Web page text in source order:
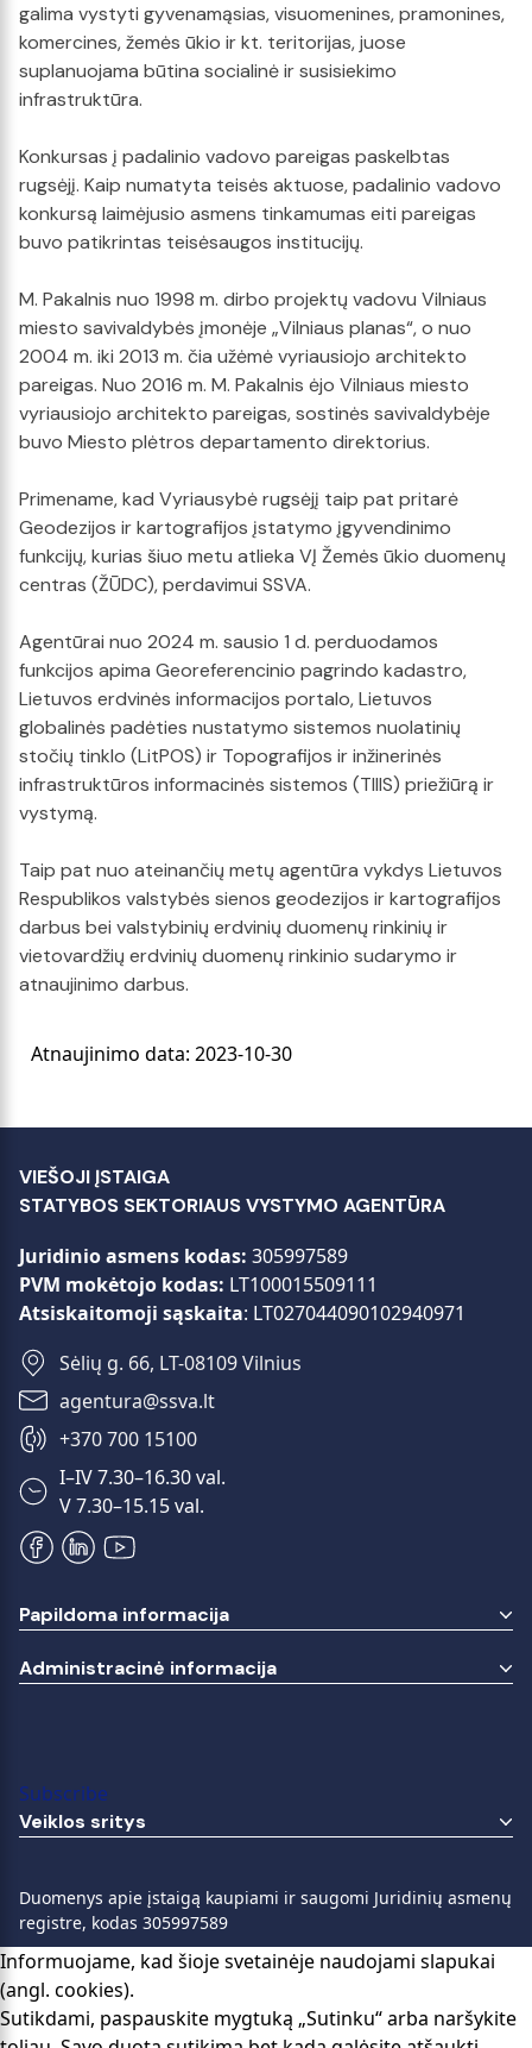
galima vystyti gyvenamąsias, visuomenines, pramonines,
komercines, žemės ūkio ir kt. teritorijas, juose
suplanuojama būtina socialinė ir susisiekimo
infrastruktūra.
Konkursas į padalinio vadovo pareigas paskelbtas
rugsėjį. Kaip numatyta teisės aktuose, padalinio vadovo
konkursą laimėjusio asmens tinkamumas eiti pareigas
buvo patikrintas teisėsaugos institucijų.
M. Pakalnis nuo 1998 m. dirbo projektų vadovu Vilniaus
miesto savivaldybės įmonėje „Vilniaus planas“, o nuo
2004 m. iki 2013 m. čia užėmė vyriausiojo architekto
pareigas. Nuo 2016 m. M. Pakalnis ėjo Vilniaus miesto
vyriausiojo architekto pareigas, sostinės savivaldybėje
buvo Miesto plėtros departamento direktorius.
Primename, kad Vyriausybė rugsėjį taip pat pritarė
Geodezijos ir kartografijos įstatymo įgyvendinimo
funkcijų, kurias šiuo metu atlieka VĮ Žemės ūkio duomenų
centras (ŽŪDC), perdavimui SSVA.
Agentūrai nuo 2024 m. sausio 1 d. perduodamos
funkcijos apima Georeferencinio pagrindo kadastro,
Lietuvos erdvinės informacijos portalo, Lietuvos
globalinės padėties nustatymo sistemos nuolatinių
stočių tinklo (LitPOS) ir Topografijos ir inžinerinės
infrastruktūros informacinės sistemos (TIIIS) priežiūrą ir
vystymą.
Taip pat nuo ateinančių metų agentūra vykdys Lietuvos
Respublikos valstybės sienos geodezijos ir kartografijos
darbus bei valstybinių erdvinių duomenų rinkinių ir
vietovardžių erdvinių duomenų rinkinio sudarymo ir
atnaujinimo darbus.
Atnaujinimo data: 2023-10-30
VIEŠOJI ĮSTAIGA
STATYBOS SEKTORIAUS VYSTYMO AGENTŪRA
Juridinio asmens kodas: 305997589
PVM mokėtojo kodas: LT100015509111
Atsiskaitomoji sąskaita: LT027044090102940971
Sėlių g. 66, LT-08109 Vilnius
+370 700 15100
I–IV 7.30–16.30 val.
V 7.30–15.15 val.
Papildoma informacija
Administracinė informacija
Subscribe
Veiklos sritys
Duomenys apie įstaigą kaupiami ir saugomi Juridinių asmenų
registre, kodas 305997589
Informuojame, kad šioje svetainėje naudojami slapukai
(angl. cookies).
Sutikdami, paspauskite mygtuką „Sutinku“ arba naršykite